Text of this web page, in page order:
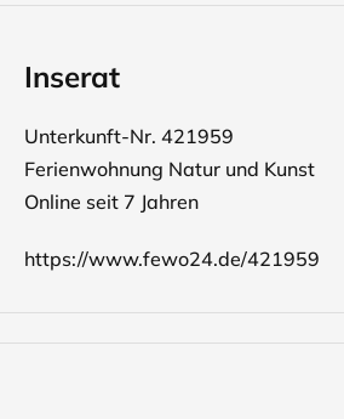
Inserat
Unterkunft-Nr. 421959
Ferienwohnung Natur und Kunst
Online seit 7 Jahren
https://www.fewo24.de/421959